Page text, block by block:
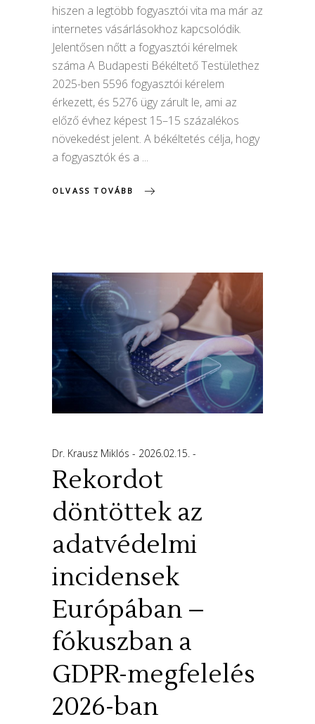
hiszen a legtöbb fogyasztói vita ma már az
internetes vásárlásokhoz kapcsolódik.
Jelentősen nőtt a fogyasztói kérelmek
száma A Budapesti Békéltető Testülethez
2025-ben 5596 fogyasztói kérelem
érkezett, és 5276 ügy zárult le, ami az
előző évhez képest 15–15 százalékos
növekedést jelent. A békéltetés célja, hogy
a fogyasztók és a
OLVASS TOVÁBB
Dr. Krausz Miklós 2026.02.15.
Rekordot
döntöttek az
adatvédelmi
incidensek
Európában –
fókuszban a
GDPR-megfelelés
2026-ban